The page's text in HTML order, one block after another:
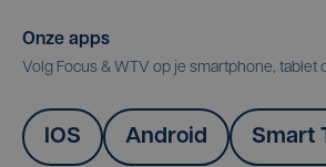
Onze apps
Volg Focus & WTV op je smartphone, tablet
IOS Android Smart